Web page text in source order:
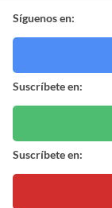
Síguenos en:
Suscríbete en:
Suscríbete en: